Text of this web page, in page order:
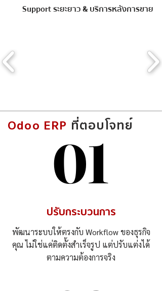
Support ระยะยาว & บริการหลังการขาย
Odoo ERP ที่ตอบโจทย์
01
01
ปรับกระบวนการ
พัฒนาระบบให้ตรงกับ Workflow ของธุรกิจ
คุณ ไม่ใช่แค่ติดตั้งสำเร็จรูป แต่ปรับแต่งได้
ตามความต้องการจริง